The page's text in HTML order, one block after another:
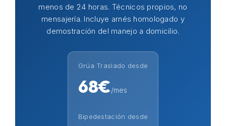
menos de 24 horas. Técnicos propios, no
mensajería. Incluye arnés homologado y
demostración del manejo a domicilio.
Grúa Traslado desde
68€/mes
Bipedestación desde